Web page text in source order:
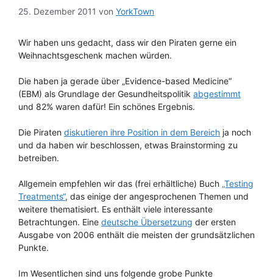
25. Dezember 2011 von YorkTown
Wir haben uns gedacht, dass wir den Piraten gerne ein
Weihnachtsgeschenk machen würden.
Die haben ja gerade über „Evidence-based Medicine“
(EBM) als Grundlage der Gesundheitspolitik abgestimmt
und 82% waren dafür! Ein schönes Ergebnis.
Die Piraten diskutieren ihre Position in dem Bereich ja noch
und da haben wir beschlossen, etwas Brainstorming zu
betreiben.
Allgemein empfehlen wir das (frei erhältliche) Buch „Testing
Treatments“, das einige der angesprochenen Themen und
weitere thematisiert. Es enthält viele interessante
Betrachtungen. Eine deutsche Übersetzung der ersten
Ausgabe von 2006 enthält die meisten der grundsätzlichen
Punkte.
Im Wesentlichen sind uns folgende grobe Punkte